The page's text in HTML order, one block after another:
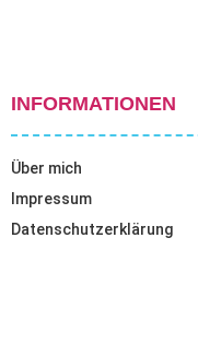
INFORMATIONEN
Über mich
Impressum
Datenschutzerklärung